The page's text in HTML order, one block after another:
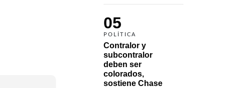
05
POLÍTICA
Contralor y
subcontralor
deben ser
colorados,
sostiene Chase